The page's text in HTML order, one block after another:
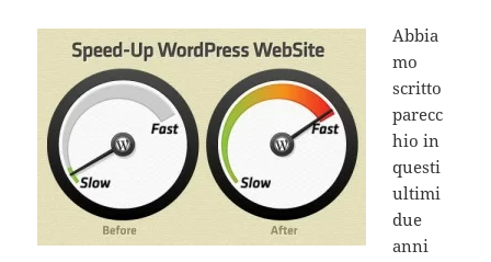
Abbia
mo
scritto
parecc
hio in
questi
ultimi
due
anni